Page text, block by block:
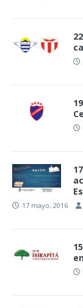
17 mayo, 2016